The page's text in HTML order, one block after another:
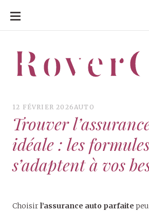
ALLER
CONTENU
12 FÉVRIER 2026 AUTO
Trouver
idéale : les
s’adaptent à vos
Choisirl’assurance auto parfaite